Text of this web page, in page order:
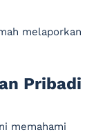
melaporkan
Pribadi
memahami